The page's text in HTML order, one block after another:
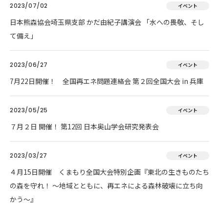
2023/07/02 イベント
日本熊森協会埼玉県支部 かだ由紀子講演会 「水への畏敬、そし
て備え」
2023/06/27 イベント
7月22日開催！ 全国再エネ問題連絡会 第２回全国大会 in 兵庫
2023/05/25 イベント
７月２日 開催！ 第12回 日本奥山学会研究発表会
2023/03/27 イベント
４月15日開催 くまもり全国大会特別企画『東北の生きものたち
の森を守れ！ 〜地域とともに、再エネによる森林破壊に立ち向
かう〜』